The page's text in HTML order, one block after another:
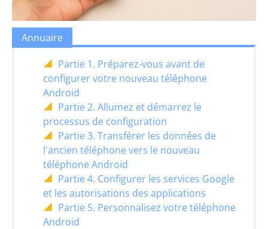
Annuaire
Partie 1. Préparez-vous avant de
configurer votre nouveau téléphone
Android
Partie 2. Allumez et démarrez le
processus de configuration
Partie 3. Transférer les données de
l'ancien téléphone vers le nouveau
téléphone Android
Partie 4. Configurer les services Google
et les autorisations des applications
Partie 5. Personnalisez votre téléphone
Android